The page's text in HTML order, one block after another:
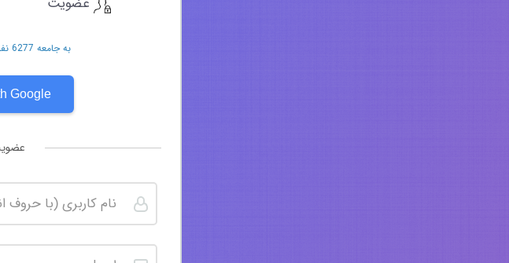
به جامعه 6277 نفری مهندسین سایت بپیوندید
Google